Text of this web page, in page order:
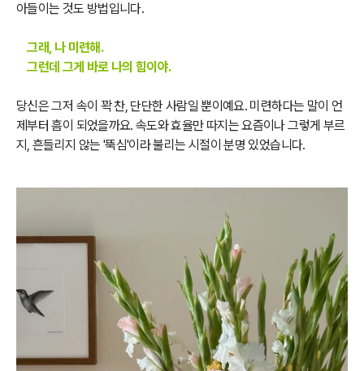
아들이는 것도 방법입니다.
그래, 나 미련해.
그런데 그게 바로 나의 힘이야.
당신은 그저 속이 꽉 찬, 단단한 사람일 뿐이예요. 미련하다는 말이 언
제부터 흠이 되었을까요. 속도와 효율만 따지는 요즘이나 그렇게 부르
지, 흔들리지 않는 '뚝심'이라 불리는 시절이 분명 있었습니다.